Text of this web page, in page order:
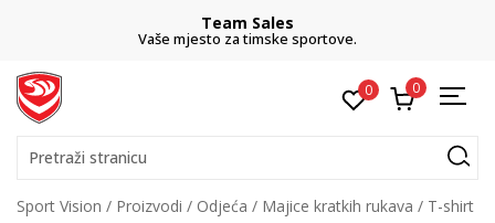
Team Sales
Vaše mjesto za timske sportove.
0 0
Pretraži stranicu
Sport Vision Proizvodi Odjeća Majice kratkih rukava
T-shirt